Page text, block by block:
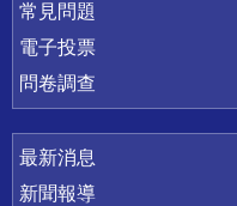
常見問題
電子投票
問卷調查
最新消息
新聞報導